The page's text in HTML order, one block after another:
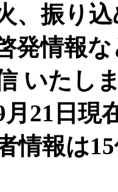
、振り
発情報
いたし
21日現
情報は